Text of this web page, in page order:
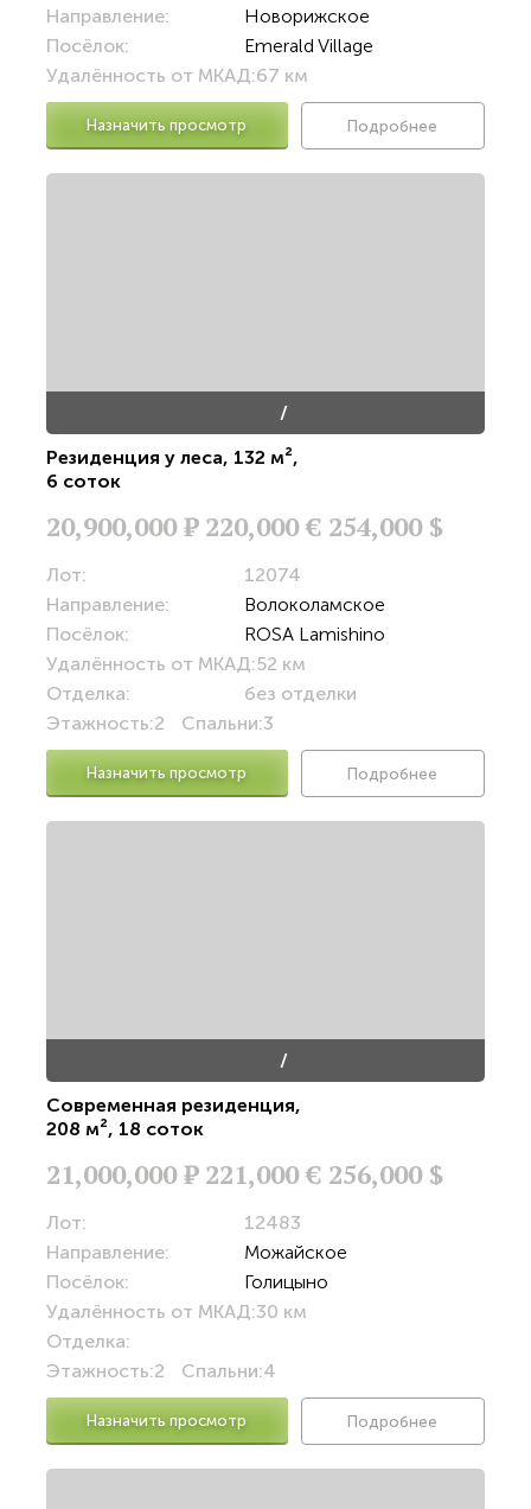
Направление:
Новорижское
Посёлок:
Emerald Village
Удалённость от МКАД:67 км
Назначить просмотр Подробнее
/
Резиденция у леса, 132 м²,
6 соток
20,900,000Р 220,000 € 254,000 $
Лот:
12074
Направление:
Волоколамское
Посёлок:
ROSA Lamishino
Удалённость от МКАД:52 км
Отделка:
без отделки
Этажность:2 Спальни:3
Назначить просмотр Подробнее
/
Современная резиденция,
208 м², 18 соток
21,000,000Р 221,000 € 256,000 $
Лот:
12483
Направление:
Можайское
Посёлок:
Голицыно
Удалённость от МКАД:30 км
Отделка:
Этажность:2 Спальни:4
Назначить просмотр Подробнее